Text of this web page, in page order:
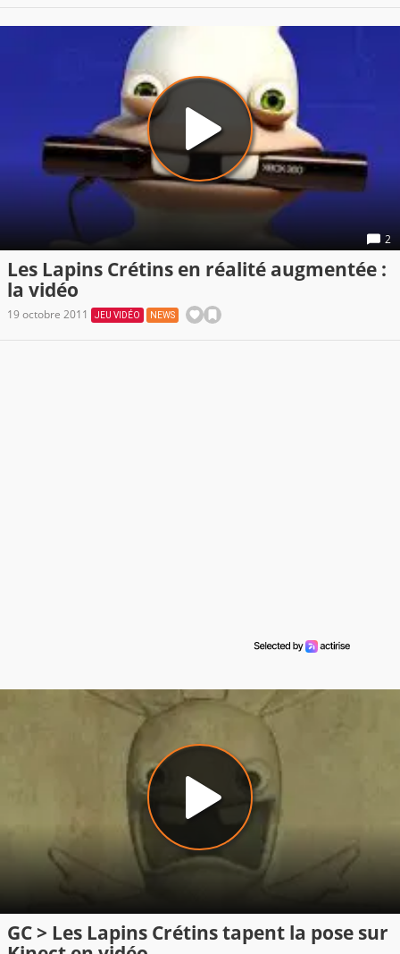
2
Les Lapins Crétins en réalité augmentée :
la vidéo
19 octobre 2011 JEU VIDÉO NEWS
GC > Les Lapins Crétins tapent la pose sur